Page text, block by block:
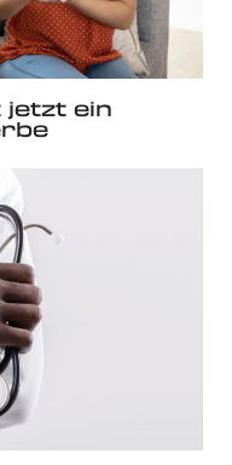
jetzt ein